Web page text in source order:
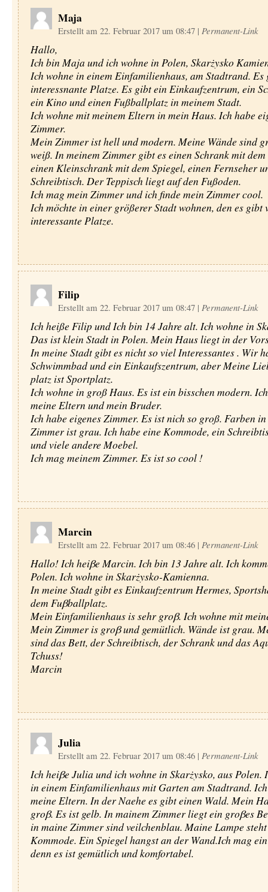
Maja
Erstellt am 22. Februar 2017 um 08:47 | Permanent-Link
Hallo,
Ich bin Maja und ich wohne in Polen, Skarżysko
Ich wohne in einem Einfamilienhaus, am Stadtrand. Es
interessnante Platze. Es gibt ein Einkaufzentrum, ein
ein Kino und einen Fußballplatz in meinem Stadt.
Ich wohne mit meinem Eltern in mein Haus. Ich habe
Zimmer.
Mein Zimmer ist hell und modern. Meine Wände sind
weiß. In meinem Zimmer gibt es einen Schrank mit dem
einen Kleinschrank mit dem Spiegel, einen Fernseher
Schreibtisch. Der Teppisch liegt auf den Fußoden.
Ich mag mein Zimmer und ich finde mein Zimmer cool.
Ich möchte in einer größerer Stadt wohnen, den es gibt
interessante Platze.
Filip
Erstellt am 22. Februar 2017 um 08:47 | Permanent-Link
Ich heiße Filip und Ich bin 14 Jahre alt. Ich wohne in
Das ist klein Stadt in Polen. Mein Haus liegt in der
In meine Stadt gibt es nicht so viel Interessantes . Wir
Schwimmbad und ein Einkaufszentrum, aber Meine
platz ist Sportplatz.
Ich wohne in groß Haus. Es ist ein bisschen modern.
meine Eltern und mein Bruder.
Ich habe eigenes Zimmer. Es ist nich so groß. Farben
Zimmer ist grau. Ich habe eine Kommode, ein
und viele andere Moebel.
Ich mag meinem Zimmer. Es ist so cool !
Marcin
Erstellt am 22. Februar 2017 um 08:46 | Permanent-Link
Hallo! Ich heiβe Marcin. Ich bin 13 Jahre alt. Ich
Polen. Ich wohne in Skarżysko-Kamienna.
In meine Stadt gibt es Einkaufzentrum Hermes,
dem Fuβballplatz.
Mein Einfamilienhaus is sehr groβ. Ich wohne mit
Mein Zimmer is groβ und gemütlich. Wände ist grau.
sind das Bett, der Schreibtisch, der Schrank und das
Tchuss!
Marcin
Julia
Erstellt am 22. Februar 2017 um 08:46 | Permanent-Link
Ich heiβe Julia und ich wohne in Skarżysko, aus Polen.
in einem Einfamilienhaus mit Garten am Stadtrand.
meine Eltern. In der Naehe es gibt einen Wald. Mein
groβ. Es ist gelb. In mainem Zimmer liegt ein groβes
in maine Zimmer sind veilchenblau. Maine Lampe
Kommode. Ein Spiegel hangst an der Wand.Ich mag
denn es ist gemütlich und komfortabel.